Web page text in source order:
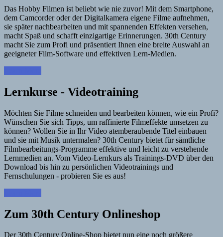
Das Hobby Filmen ist beliebt wie nie zuvor! Mit dem Smartphone,
dem Camcorder oder der Digitalkamera eigene Filme aufnehmen,
sie später nachbearbeiten und mit spannenden Effekten versehen,
macht Spaß und schafft einzigartige Erinnerungen. 30th Century
macht Sie zum Profi und präsentiert Ihnen eine breite Auswahl an
geeigneter Film-Software und effektiven Lern-Medien.
Lernkurse - Videotraining
Möchten Sie Filme schneiden und bearbeiten können, wie ein Profi?
Wünschen Sie sich Tipps, um raffinierte Filmeffekte umsetzen zu
können? Wollen Sie in Ihr Video atemberaubende Titel einbauen
und sie mit Musik untermalen? 30th Century bietet für sämtliche
Filmbearbeitungs-Programme effektive und leicht zu verstehende
Lernmedien an. Vom Video-Lernkurs als Trainings-DVD über den
Download bis hin zu persönlichen Videotrainings und
Fernschulungen - probieren Sie es aus!
Zum 30th Century Onlineshop
Der 30th Century Online-Shop bietet nun eine noch größere